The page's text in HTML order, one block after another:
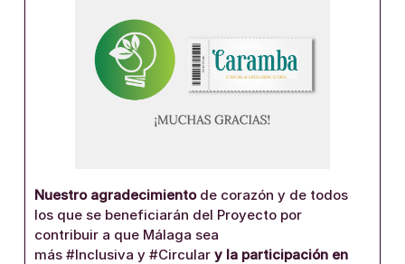
Nuestro agradecimientode corazón y de todos
los que se beneficiarán del Proyecto por
contribuir a que Málaga sea
más #Inclusiva y #Circular y la participación en